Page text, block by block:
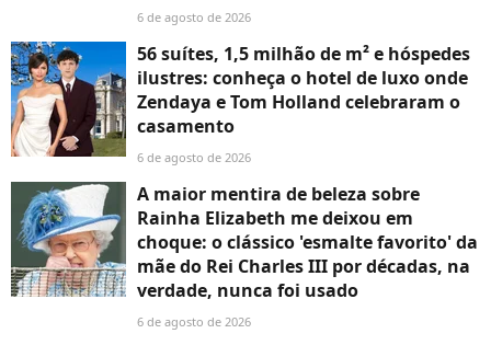
6 de agosto de 2026
56 suítes, 1,5 milhão de m² e hóspedes
ilustres: conheça o hotel de luxo onde
Zendaya e Tom Holland celebraram o
casamento
6 de agosto de 2026
A maior mentira de beleza sobre
Rainha Elizabeth me deixou em
choque: o clássico 'esmalte favorito' da
mãe do Rei Charles III por décadas, na
verdade, nunca foi usado
6 de agosto de 2026